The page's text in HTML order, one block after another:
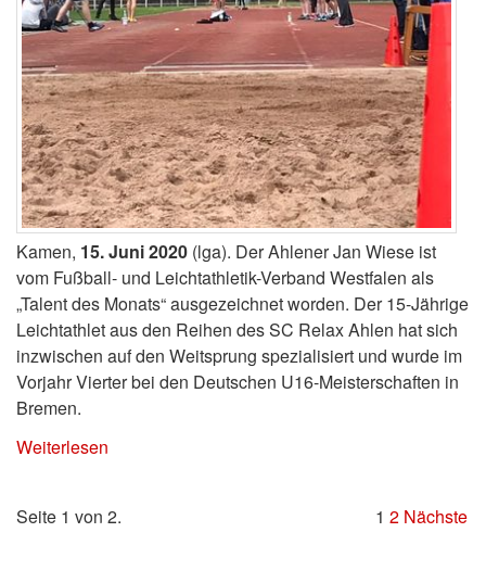
Kamen, 15. Juni 2020 (lga). Der Ahlener Jan Wiese ist
vom Fußball- und Leichtathletik-Verband Westfalen als
„Talent des Monats“ ausgezeichnet worden. Der 15-Jährige
Leichtathlet aus den Reihen des SC Relax Ahlen hat sich
inzwischen auf den Weitsprung spezialisiert und wurde im
Vorjahr Vierter bei den Deutschen U16-Meisterschaften in
Bremen.
Weiterlesen
Seite 1 von 2. 1 2 Nächste